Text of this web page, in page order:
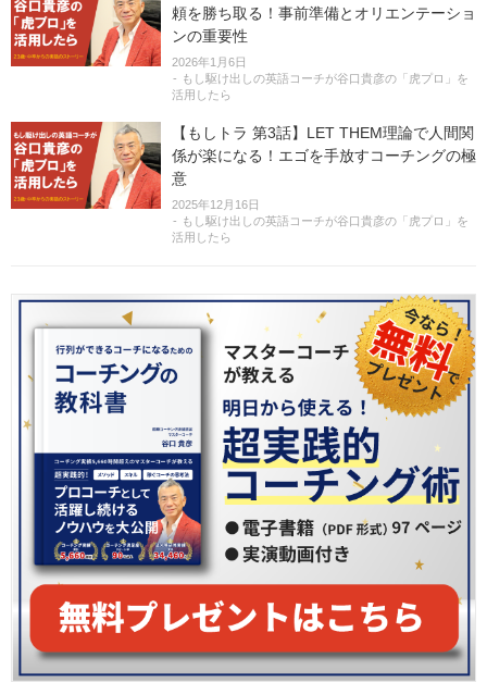
頼を勝ち取る！事前準備とオリエンテーショ
ンの重要性
2026年1月6日
もし駆け出しの英語コーチが谷口貴彦の「虎プロ」を
活用したら
【もしトラ 第3話】LET THEM理論で人間関
係が楽になる！エゴを手放すコーチングの極
意
2025年12月16日
もし駆け出しの英語コーチが谷口貴彦の「虎プロ」を
活用したら